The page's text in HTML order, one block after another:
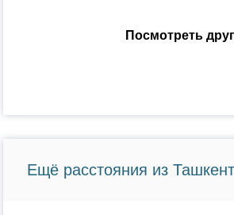
Посмотреть
Ещё расстояния из